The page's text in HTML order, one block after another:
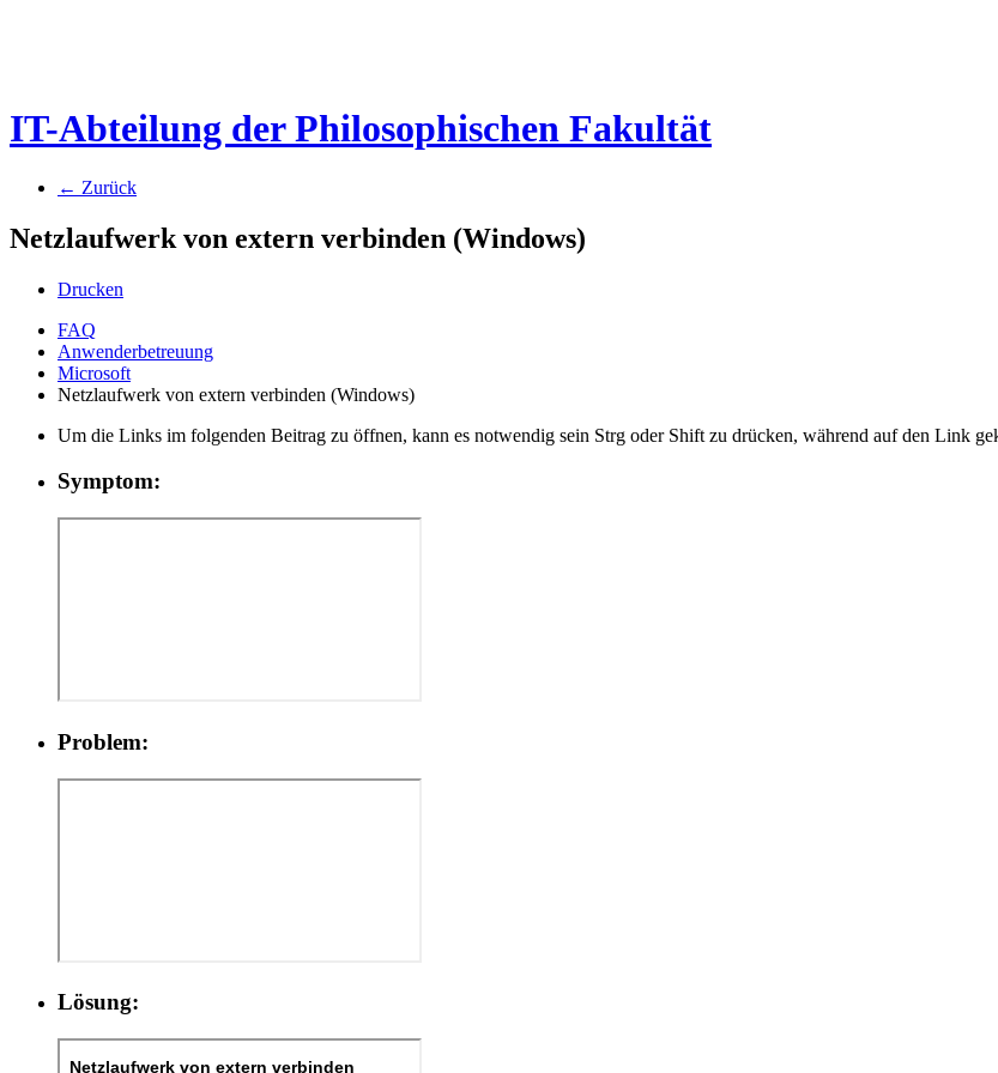
IT-Abteilung der Philosophischen Fakultät
← Zurück
Netzlaufwerk von extern verbinden (Windows)
Drucken
FAQ
Anwenderbetreuung
Microsoft
Netzlaufwerk von extern verbinden (Windows)
Um die Links im folgenden Beitrag zu öffnen, kann es notwendig sein Strg oder Shift zu drücken, während auf den Link
Symptom:
Problem:
Lösung: